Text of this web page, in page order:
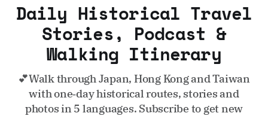
Daily Historical Travel
Stories, Podcast &
Walking Itinerary
💕Walk through Japan, Hong Kong and Taiwan
with one‑day historical routes, stories and
photos in 5 languages. Subscribe to get new